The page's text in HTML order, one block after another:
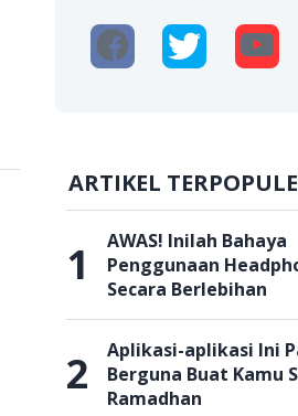
ARTIKEL
1
AWAS! Inilah Bahaya
Penggunaan
Secara Berlebihan
2
Aplikasi-aplikasi Ini
Berguna Buat Kamu
Ramadhan